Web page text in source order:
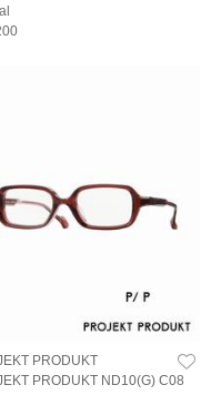
PRODUKT
PRODUKT ND10(G) C08